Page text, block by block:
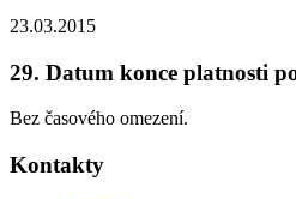
23.03.2015
29. Datum konce platnosti
Bez časového omezení.
Kontakty